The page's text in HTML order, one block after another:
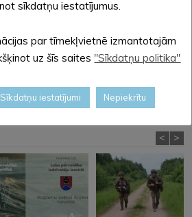
uz zemi [..].
Nākošā ziņa →
< >
sīkdatņu iestatījumus.
par tīmekļvietnē izmantotajām
uz šīs saites "Sīkdatņu politika"
Sīkdatņu iestatījumi Nepiekrītu